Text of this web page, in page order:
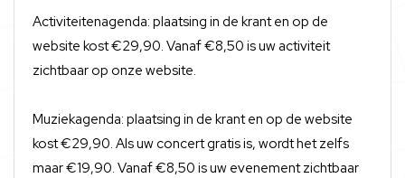
Activiteitenagenda: plaatsing in de krant en op de
website kost €29,90. Vanaf €8,50 is uw activiteit
zichtbaar op onze website.
Muziekagenda: plaatsing in de krant en op de website
kost €29,90. Als uw concert gratis is, wordt het zelfs
maar €19,90. Vanaf €8,50 is uw evenement zichtbaar